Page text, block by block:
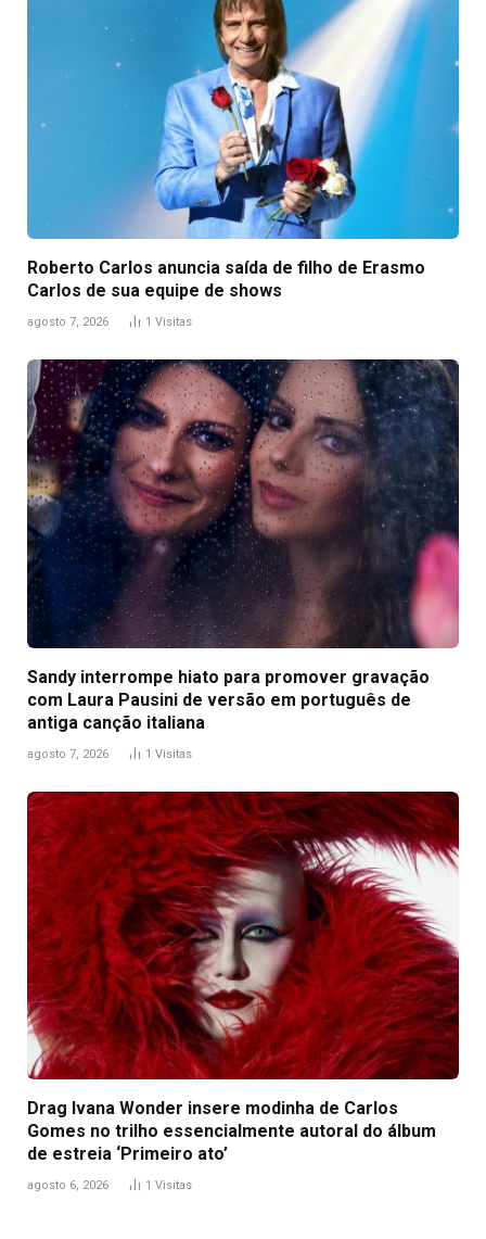
Roberto Carlos anuncia saída de filho de Erasmo
Carlos de sua equipe de shows
agosto 7, 2026 1 Visitas
Sandy interrompe hiato para promover gravação
com Laura Pausini de versão em português de
antiga canção italiana
agosto 7, 2026 1 Visitas
Drag Ivana Wonder insere modinha de Carlos
Gomes no trilho essencialmente autoral do álbum
de estreia ‘Primeiro ato’
agosto 6, 2026 1 Visitas